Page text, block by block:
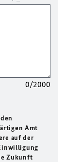
0/2000
Amt
auf der
Zukunft